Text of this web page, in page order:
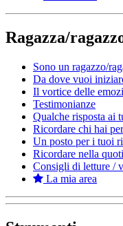
Ragazza/
Sono un ragazzo/
Da dove vuoi
Il vortice delle
Testimonianze
Qualche risposta ai
Ricordare chi hai
Un posto per i tuoi
Ricordare nella
Consigli di letture /
La mia area